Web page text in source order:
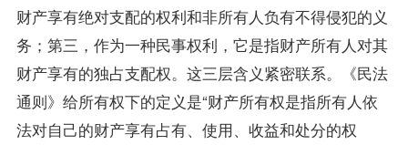
财产享有绝对支配的权利和非所有人负有不得侵犯的义
务；第三，作为一种民事权利，它是指财产所有人对其
财产享有的独占支配权。这三层含义紧密联系。《民法
通则》给所有权下的定义是“财产所有权是指所有人依
法对自己的财产享有占有、使用、收益和处分的权